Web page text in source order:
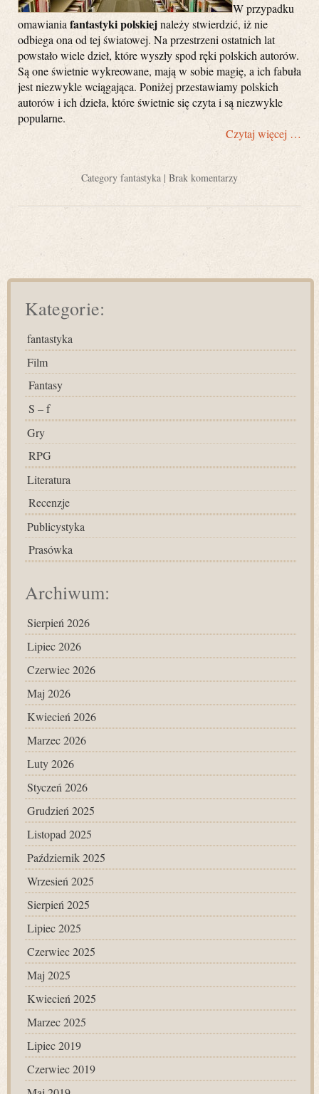
W przypadku
omawiania fantastyki polskiejnależy stwierdzić, iż nie
odbiega ona od tej światowej. Na przestrzeni ostatnich lat
powstało wiele dzieł, które wyszły spod ręki polskich autorów.
Są one świetnie wykreowane, mają w sobie magię, a ich fabuła
jest niezwykle wciągająca. Poniżej przestawiamy polskich
autorów i ich dzieła, które świetnie się czyta i są niezwykle
popularne.
Czytaj więcej …
Category fantastyka | Brak komentarzy
Kategorie:
fantastyka
Film
Fantasy
S – f
Gry
RPG
Literatura
Recenzje
Publicystyka
Prasówka
Archiwum:
Sierpień 2026
Lipiec 2026
Czerwiec 2026
Maj 2026
Kwiecień 2026
Marzec 2026
Luty 2026
Styczeń 2026
Grudzień 2025
Listopad 2025
Październik 2025
Wrzesień 2025
Sierpień 2025
Lipiec 2025
Czerwiec 2025
Maj 2025
Kwiecień 2025
Marzec 2025
Lipiec 2019
Czerwiec 2019